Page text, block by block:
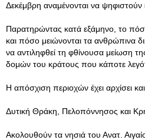
Δεκέμβρη αναμένονται να ψηφιστούν
Παρατηρώντας κατά εξάμηνο, το
και πόσο μειώνονται τα ανθρώπινα
να αντιληφθεί τη φθίνουσα μείωση
δομών του κράτους που κάποτε
Η απόσχιση περιοχών έχει αρχίσει και
Δυτική Θράκη, Πελοπόννησος και
Ακολουθούν τα νησιά του Ανατ.